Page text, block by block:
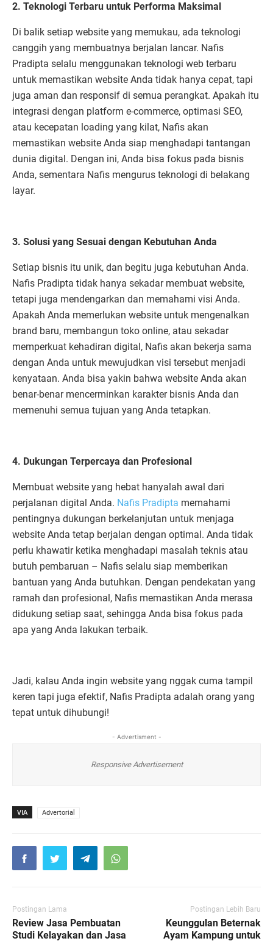
2. Teknologi Terbaru untuk Performa Maksimal
Di balik setiap website yang memukau, ada teknologi
canggih yang membuatnya berjalan lancar. Nafis
Pradipta selalu menggunakan teknologi web terbaru
untuk memastikan website Anda tidak hanya cepat, tapi
juga aman dan responsif di semua perangkat. Apakah itu
integrasi dengan platform e-commerce, optimasi SEO,
atau kecepatan loading yang kilat, Nafis akan
memastikan website Anda siap menghadapi tantangan
dunia digital. Dengan ini, Anda bisa fokus pada bisnis
Anda, sementara Nafis mengurus teknologi di belakang
layar.
3. Solusi yang Sesuai dengan Kebutuhan Anda
Setiap bisnis itu unik, dan begitu juga kebutuhan Anda.
Nafis Pradipta tidak hanya sekadar membuat website,
tetapi juga mendengarkan dan memahami visi Anda.
Apakah Anda memerlukan website untuk mengenalkan
brand baru, membangun toko online, atau sekadar
memperkuat kehadiran digital, Nafis akan bekerja sama
dengan Anda untuk mewujudkan visi tersebut menjadi
kenyataan. Anda bisa yakin bahwa website Anda akan
benar-benar mencerminkan karakter bisnis Anda dan
memenuhi semua tujuan yang Anda tetapkan.
4. Dukungan Terpercaya dan Profesional
Membuat website yang hebat hanyalah awal dari
perjalanan digital Anda. Nafis Pradipta memahami
pentingnya dukungan berkelanjutan untuk menjaga
website Anda tetap berjalan dengan optimal. Anda tidak
perlu khawatir ketika menghadapi masalah teknis atau
butuh pembaruan – Nafis selalu siap memberikan
bantuan yang Anda butuhkan. Dengan pendekatan yang
ramah dan profesional, Nafis memastikan Anda merasa
didukung setiap saat, sehingga Anda bisa fokus pada
apa yang Anda lakukan terbaik.
Jadi, kalau Anda ingin website yang nggak cuma tampil
keren tapi juga efektif, Nafis Pradipta adalah orang yang
tepat untuk dihubungi!
- Advertisment -
Responsive Advertisement
VIA Advertorial
Postingan Lama
Review Jasa Pembuatan
Studi Kelayakan dan Jasa
Postingan Lebih Baru
Keunggulan Beternak
Ayam Kampung untuk